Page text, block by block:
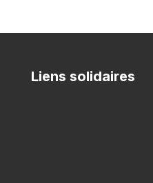
Liens solidaires